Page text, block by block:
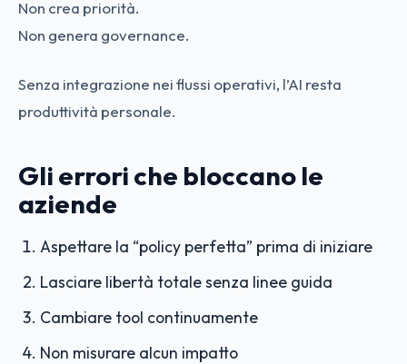
Non crea priorità.
Non genera governance.
Senza integrazione nei flussi operativi, l’AI resta
produttività personale.
Gli errori che bloccano le
aziende
Aspettare la “policy perfetta” prima di iniziare
Lasciare libertà totale senza linee guida
Cambiare tool continuamente
Non misurare alcun impatto